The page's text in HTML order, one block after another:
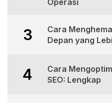
Operasi
3
Cara
Depan yang
4
Cara
SEO: Lengkap